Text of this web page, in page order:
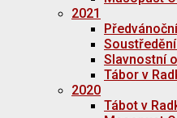
2021
Slavnostní
Tábor v
2020
Tábot v